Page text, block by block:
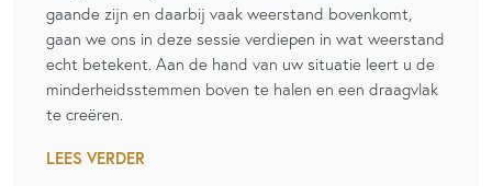
gaande zijn en daarbij vaak weerstand bovenkomt,
gaan we ons in deze sessie verdiepen in wat weerstand
echt betekent. Aan de hand van uw situatie leert u de
minderheidsstemmen boven te halen en een draagvlak
te creëren.
LEES VERDER